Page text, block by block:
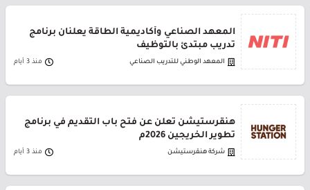
المعهد الصناعي وأكاديمية الطاقة يعلنان برنامج
تدريب مبتدئ بالتوظيف
المعهد الوطني للتدريب الصناعي منذ 3 أيام
هنقرستيشن تعلن عن فتح باب التقديم في برنامج
تطوير الخريجين 2026م
شركة هنقرستيشن منذ 3 أيام